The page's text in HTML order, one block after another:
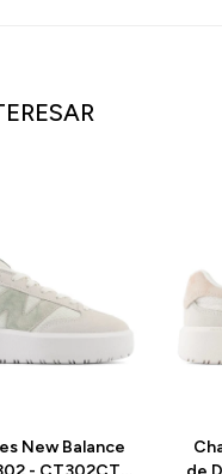
New Balance